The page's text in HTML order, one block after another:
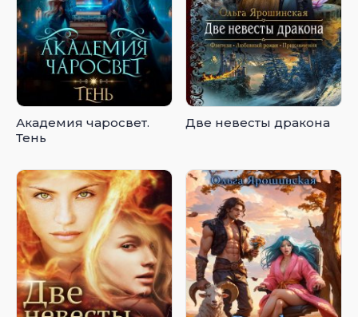
Академия чаросвет.
Тень
Две невесты дракона